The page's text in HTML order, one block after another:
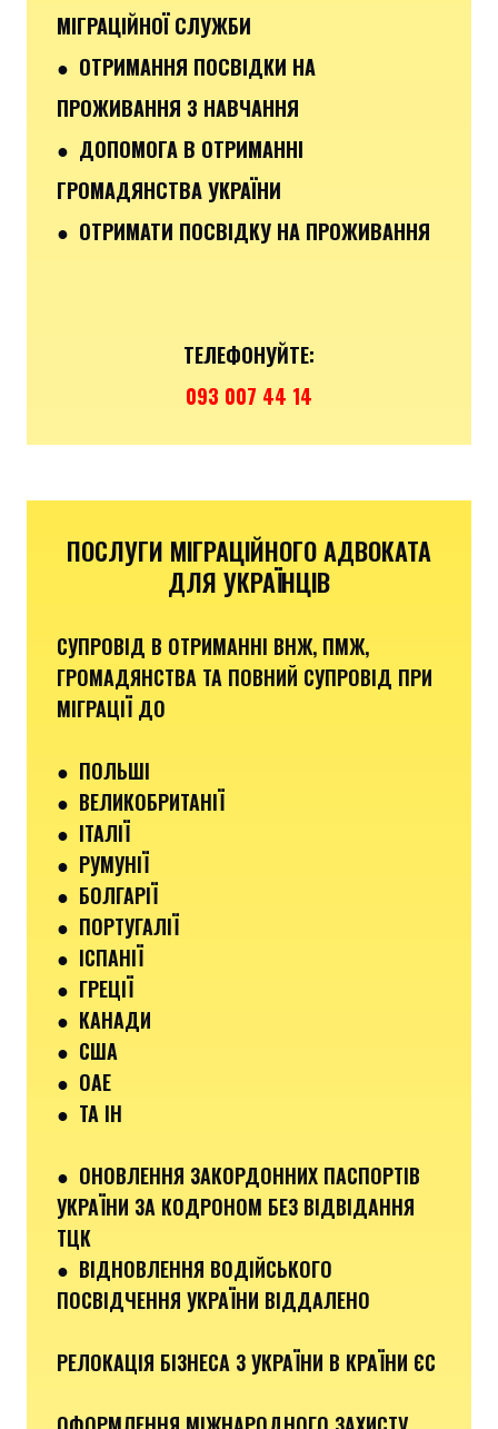
МІГРАЦІЙНОЇ СЛУЖБИ
● ОТРИМАННЯ ПОСВІДКИ НА
ПРОЖИВАННЯ З НАВЧАННЯ
● ДОПОМОГА В ОТРИМАННІ
ГРОМАДЯНСТВА УКРАЇНИ
● ОТРИМАТИ ПОСВІДКУ НА ПРОЖИВАННЯ
ТЕЛЕФОНУЙТЕ:
093 007 44 14
ПОСЛУГИ МІГРАЦІЙНОГО АДВОКАТА
ДЛЯ УКРАЇНЦІВ
СУПРОВІД В ОТРИМАННІ ВНЖ, ПМЖ,
ГРОМАДЯНСТВА ТА ПОВНИЙ СУПРОВІД ПРИ
МІГРАЦІЇ ДО
● ПОЛЬШІ
● ВЕЛИКОБРИТАНІЇ
● ІТАЛІЇ
● РУМУНІЇ
● БОЛГАРІЇ
● ПОРТУГАЛІЇ
● ІСПАНІЇ
● ГРЕЦІЇ
● КАНАДИ
● США
● ОАЕ
● ТА ІН
● ОНОВЛЕННЯ ЗАКОРДОННИХ ПАСПОРТІВ
УКРАЇНИ ЗА КОДРОНОМ БЕЗ ВІДВІДАННЯ
ТЦК
● ВІДНОВЛЕННЯ ВОДІЙСЬКОГО
ПОСВІДЧЕННЯ УКРАЇНИ ВІДДАЛЕНО
РЕЛОКАЦІЯ БІЗНЕСА З УКРАЇНИ В КРАЇНИ ЄС